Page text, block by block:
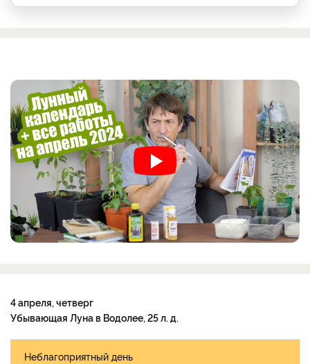
4 апреля, четверг
Убывающая Луна в Водолее, 25 л. д.
Неблагоприятный день